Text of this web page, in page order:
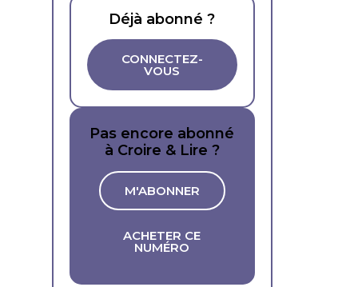
Déjà abonné ?
CONNECTEZ-
VOUS
Pas encore abonné
à Croire & Lire ?
M'ABONNER
ACHETER CE
NUMÉRO